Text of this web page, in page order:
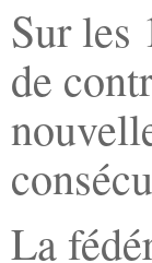
Sur les
de
La